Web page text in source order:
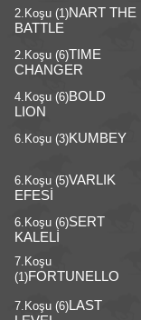
2.Koşu (1)NART THE
BATTLE
2.Koşu (6)TIME
CHANGER
4.Koşu (6)BOLD
LION
6.Koşu (3)KUMBEY
6.Koşu (5)VARLIK
EFESİ
6.Koşu (6)SERT
KALELİ
7.Koşu
(1)FORTUNELLO
7.Koşu (6)LAST